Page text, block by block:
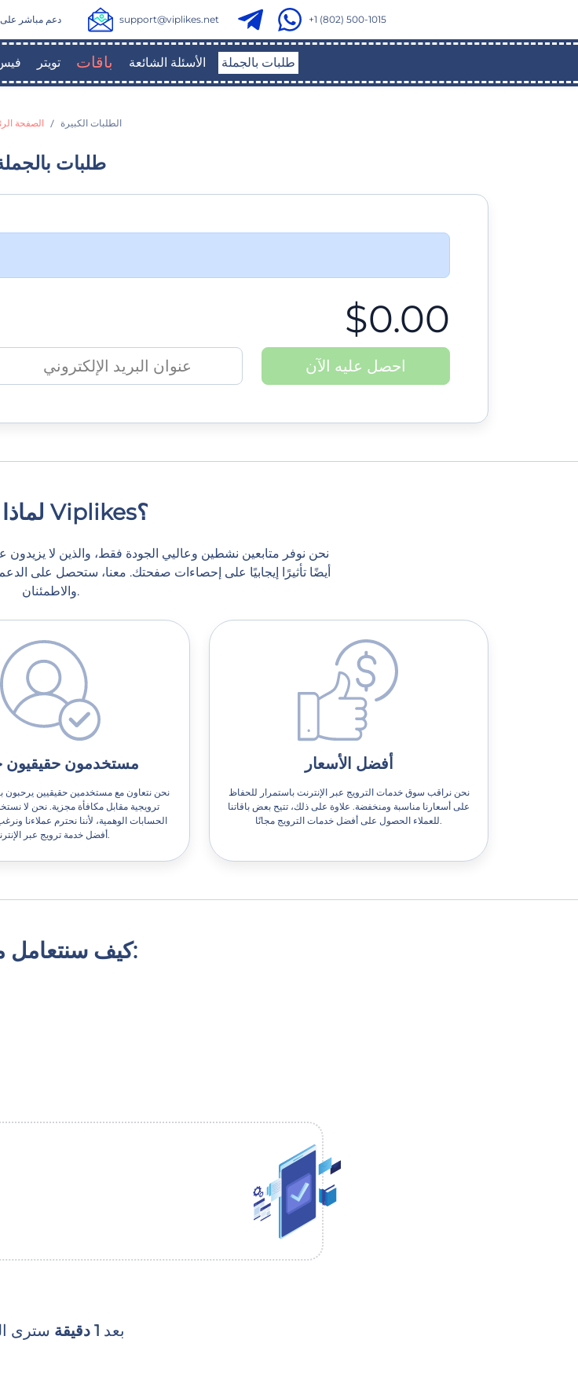
دعم مباشر على support@viplikes.net +1 (802) 500-1015
تويتر باقات الأسئلة الشائعة طلبات بالجملة
الصفحة الطلبات الكبيرة
طلبات
$0.00
احصل عليه الآن
لماذا تختار Viplikes؟
نحن نوفر متابعين نشطين وعاليي الجودة فقط، والذين لا
أيضًا تأثيرًا إيجابيًا على إحصاءات صفحتك. معنا، ستحصل على
والاطمئنان.
مستخدمون حقيقيون
نحن نتعاون مع مستخدمين حقيقيين يرحبون
ترويجية مقابل مكافأة مجزية. نحن لا
الحسابات الوهمية، لأننا نحترم عملاءنا
أفضل خدمة ترويج عبر الإنترنت.
أفضل الأسعار
نحن نراقب سوق خدمات الترويج عبر الإنترنت باستمرار للحفاظ
على أسعارنا مناسبة ومنخفضة. علاوة على ذلك، تتيح بعض باقاتنا
للعملاء الحصول على أفضل خدمات الترويج مجانًا.
كيف سنتعامل معك:
بعد 1 دقيقة سترى